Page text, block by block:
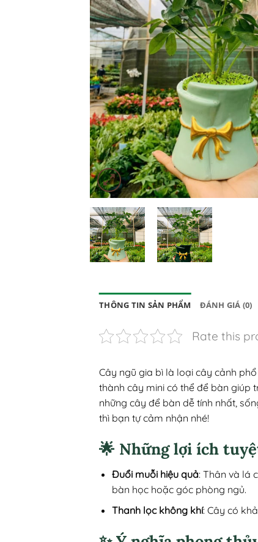
THÔNG TIN SẢN PHẨM ĐÁNH GIÁ (0)
Rate this
Cây ngũ gia bì là loại cây cảnh
thành cây mini có thể để bàn giúp
những cây để bàn dễ tính nhất,
thì bạn tự cảm nhận nhé!
🌟 Những lợi ích
Đuổi muỗi hiệu quả: Thân và lá
bàn học hoặc góc phòng ngủ.
Thanh lọc không khí: Cây có